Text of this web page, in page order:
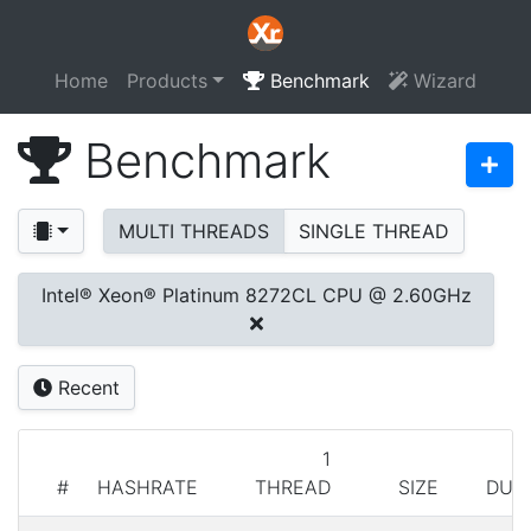
Home Products Benchmark Wizard
Benchmark
MULTI THREADS SINGLE THREAD
Intel® Xeon® Platinum 8272CL CPU @ 2.60GHz
Recent
# HASHRATE
1
THREAD
SIZE